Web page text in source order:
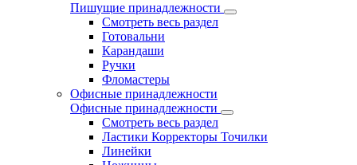
Пишущие принадлежности
Смотреть весь раздел
Готовальни
Карандаши
Ручки
Фломастеры
Офисные принадлежности
Офисные принадлежности
Смотреть весь раздел
Ластики Корректоры Точилки
Линейки